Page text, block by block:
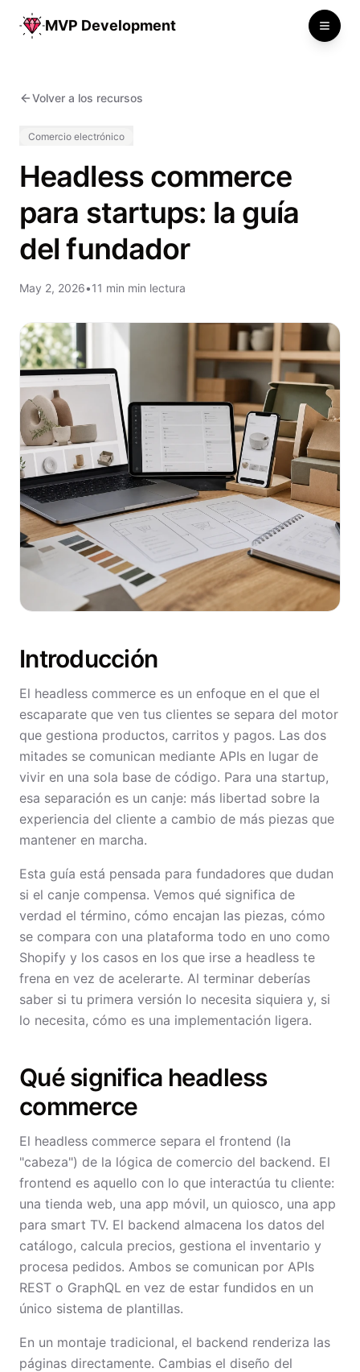
MVP Development
Volver a los recursos
Comercio electrónico
Headless commerce
para startups: la guía
del fundador
May 2, 2026•11 min min lectura
Introducción
El headless commerce es un enfoque en el que el
escaparate que ven tus clientes se separa del motor
que gestiona productos, carritos y pagos. Las dos
mitades se comunican mediante APIs en lugar de
vivir en una sola base de código. Para una startup,
esa separación es un canje: más libertad sobre la
experiencia del cliente a cambio de más piezas que
mantener en marcha.
Esta guía está pensada para fundadores que dudan
si el canje compensa. Vemos qué significa de
verdad el término, cómo encajan las piezas, cómo
se compara con una plataforma todo en uno como
Shopify y los casos en los que irse a headless te
frena en vez de acelerarte. Al terminar deberías
saber si tu primera versión lo necesita siquiera y, si
lo necesita, cómo es una implementación ligera.
Qué significa headless
commerce
El headless commerce separa el frontend (la
"cabeza") de la lógica de comercio del backend. El
frontend es aquello con lo que interactúa tu cliente:
una tienda web, una app móvil, un quiosco, una app
para smart TV. El backend almacena los datos del
catálogo, calcula precios, gestiona el inventario y
procesa pedidos. Ambos se comunican por APIs
REST o GraphQL en vez de estar fundidos en un
único sistema de plantillas.
En un montaje tradicional, el backend renderiza las
páginas directamente. Cambias el diseño del